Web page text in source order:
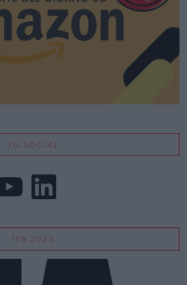
TG SOCIAL
LinkedIn
IFA 2026